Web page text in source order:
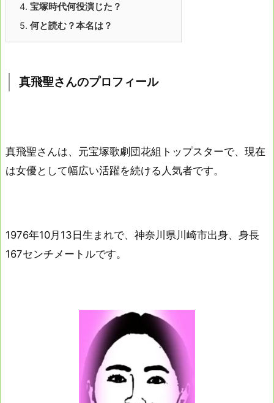
4. 宝塚時代何役演じた？
5. 何と読む？本名は？
真飛聖さんのプロフィール
真飛聖さんは、元宝塚歌劇団花組トップスターで、現在
は女優として幅広い活躍を続ける人気者です。
1976年10月13日生まれで、神奈川県川崎市出身、身長
167センチメートルです。